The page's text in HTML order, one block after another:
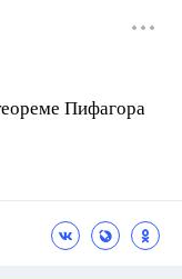
Пифагора